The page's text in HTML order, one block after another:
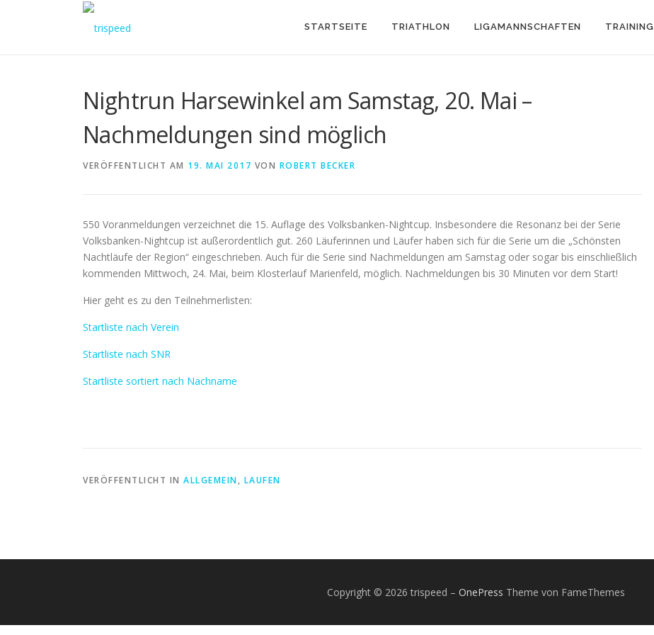
STARTSEITE TRIATHLON LIGAMANNSCHAFTEN TRAINING
Nightrun Harsewinkel am Samstag, 20. Mai –
Nachmeldungen sind möglich
VERÖFFENTLICHT AM 19. MAI 2017 VON ROBERT BECKER
550 Voranmeldungen verzeichnet die 15. Auflage des Volksbanken-Nightcup. Insbesondere die Resonanz bei der Serie
Volksbanken-Nightcup ist außerordentlich gut. 260 Läuferinnen und Läufer haben sich für die Serie um die „Schönsten
Nachtläufe der Region“ eingeschrieben. Auch für die Serie sind Nachmeldungen am Samstag oder sogar bis einschließlich
kommenden Mittwoch, 24. Mai, beim Klosterlauf Marienfeld, möglich. Nachmeldungen bis 30 Minuten vor dem Start!
Hier geht es zu den Teilnehmerlisten:
Startliste nach Verein
Startliste nach SNR
Startliste sortiert nach Nachname
VERÖFFENTLICHT IN ALLGEMEIN, LAUFEN
Copyright © 2026 trispeed – OnePress Theme von FameThemes